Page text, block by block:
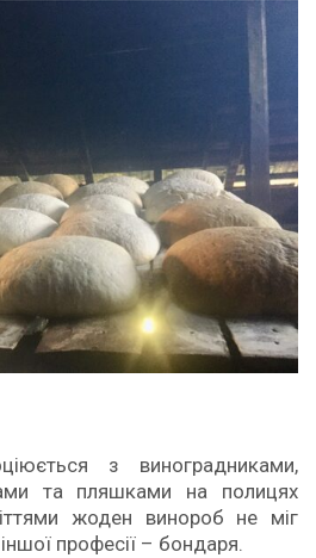
з виноградниками,
та пляшками на полицях
жоден винороб не міг
професії – бондаря.